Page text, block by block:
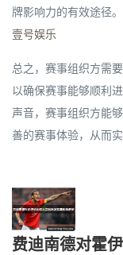
牌影响力的有效途径。
壹号娱乐
总之，赛事组织方需
以确保赛事能够顺利
声音，赛事组织方能
善的赛事体验，从而
费迪南德对霍